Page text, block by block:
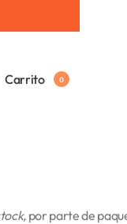
Carrito 0
por parte de